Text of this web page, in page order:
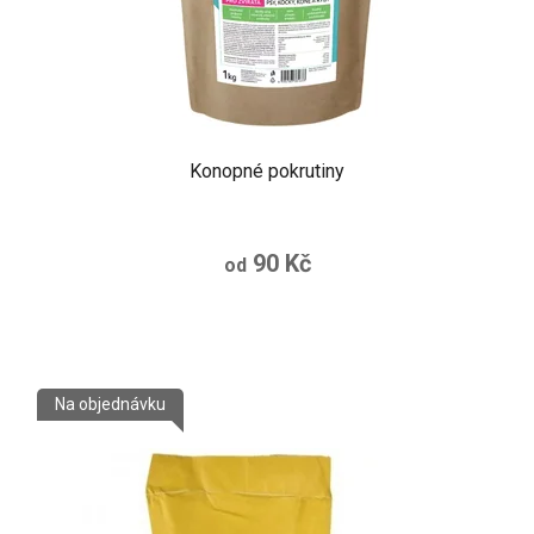
Konopné pokrutiny
od90 Kč
Na objednávku